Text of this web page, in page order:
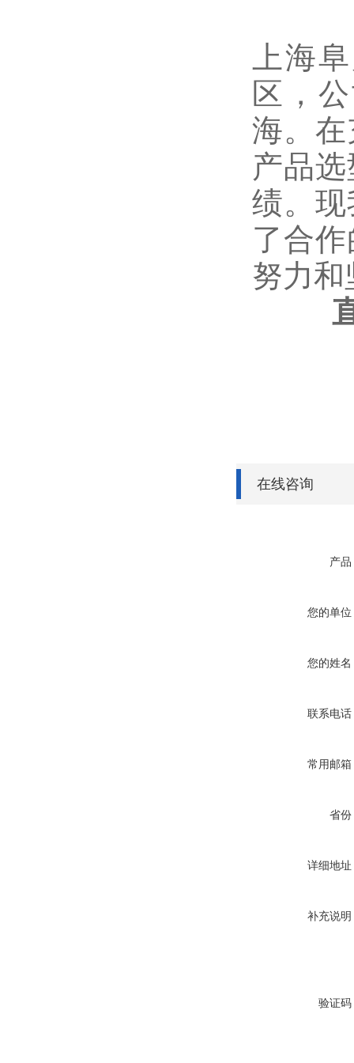
上海
区，
海。
产品
绩。
了合
努力
在线咨询
产品
您的单位
您的姓名
联系电话
常用邮箱
省份
详细地址
补充说明
验证码